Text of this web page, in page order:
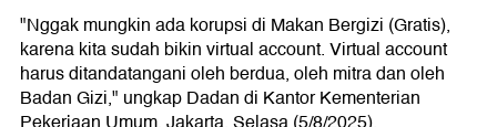
"Nggak mungkin ada korupsi di Makan Bergizi (Gratis),
karena kita sudah bikin virtual account. Virtual account
harus ditandatangani oleh berdua, oleh mitra dan oleh
Badan Gizi," ungkap Dadan di Kantor Kementerian